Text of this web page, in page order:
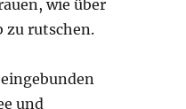
wie über
zu rutschen.
und